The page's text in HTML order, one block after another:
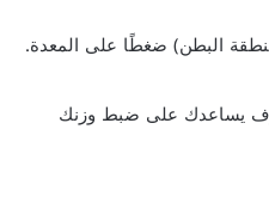
البطن) ضغطًا على المعدة.
يساعدك على ضبط وزنك